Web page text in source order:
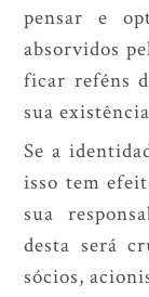
pensar e
absorvidos
ficar reféns
sua
Se a
isso tem
sua
desta será
sócios,